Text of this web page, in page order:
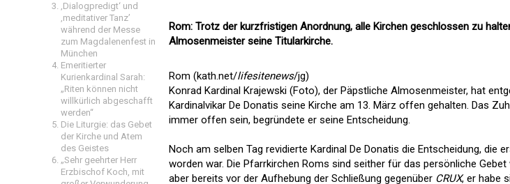
‚Dialogpredigt‘ und
‚meditativer Tanz’
während der Messe
zum Magdalenenfest in
München
Emeritierter
Kurienkardinal Sarah:
„Riten können nicht
willkürlich abgeschafft
werden“
Die Liturgie: das Gebet
der Kirche und Atem
des Geistes
„Sehr geehrter Herr
Erzbischof Koch, mit
Rom: Trotz der kurzfristigen Anordnung, alle Kirchen geschlossen zu
Almosenmeister seine Titularkirche.
Rom (kath.net/lifesitenews/jg)
Konrad Kardinal Krajewski (Foto), der Päpstliche Almosenmeister, hat
Kardinalvikar De Donatis seine Kirche am 13. März offen gehalten. Das
immer offen sein, begründete er seine Entscheidung.
Noch am selben Tag revidierte Kardinal De Donatis die Entscheidung, die
worden war. Die Pfarrkirchen Roms sind seither für das persönliche
aber bereits vor der Aufhebung der Schließung gegenüber CRUX, er habe